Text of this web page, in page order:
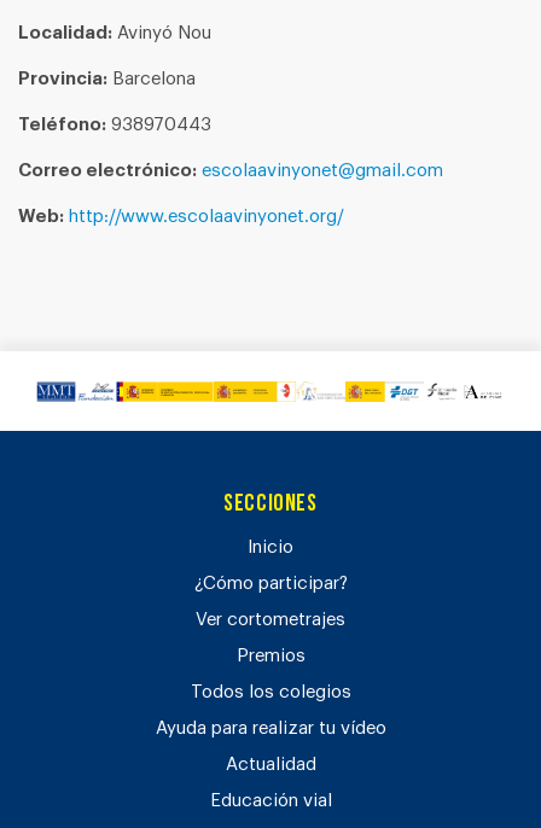
Localidad: Avinyó Nou
Provincia: Barcelona
Teléfono: 938970443
Correo electrónico: escolaavinyonet@gmail.com
Web: http://www.escolaavinyonet.org/
Secciones
Inicio
¿Cómo participar?
Ver cortometrajes
Premios
Todos los colegios
Ayuda para realizar tu vídeo
Actualidad
Educación vial